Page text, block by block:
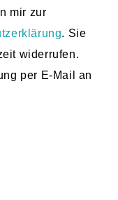
. Sie
widerrufen.
per E-Mail an